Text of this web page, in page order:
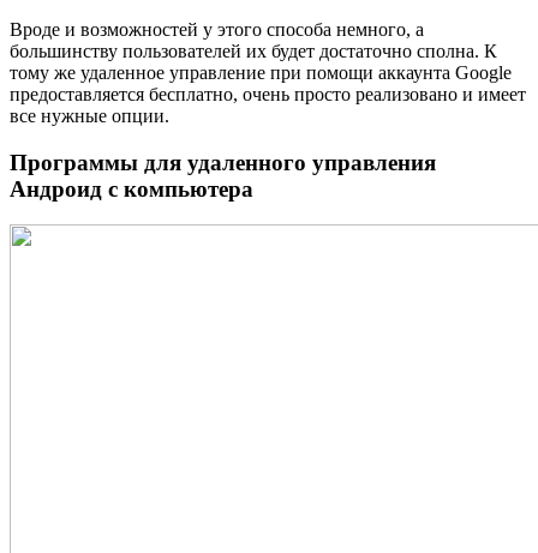
Вроде и возможностей у этого способа немного, а
большинству пользователей их будет достаточно сполна. К
тому же удаленное управление при помощи аккаунта Google
предоставляется бесплатно, очень просто реализовано и имеет
все нужные опции.
Программы для удаленного управления
Андроид с компьютера